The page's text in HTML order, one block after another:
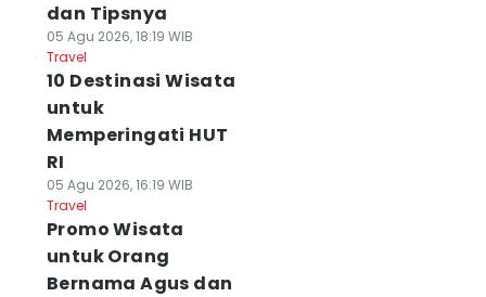
dan Tipsnya
05 Agu 2026, 18:19 WIB
Travel
10 Destinasi Wisata
untuk
Memperingati HUT
RI
05 Agu 2026, 16:19 WIB
Travel
Promo Wisata
untuk Orang
Bernama Agus dan